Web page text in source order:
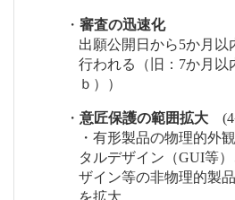
・審査の迅速化
出願公開日から5か月以
行われる（旧：7か月
ｂ））
・意匠保護の範囲拡大 (4
・有形製品の物理的外
タルデザイン（GUI等
ザイン等の非物理的製